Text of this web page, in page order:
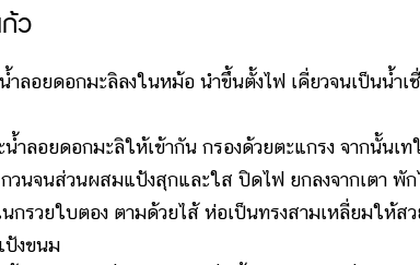
ว
อยดอกมะลิลงในหม้อ นำขึ้นตั้งไฟ เคี่ยวจนเป็นน้ำเ
ลอยดอกมะลิให้เข้ากัน กรองด้วยตะแกรง จากนั้นเท
วนจนส่วนผสมแป้งสุกและใส ปิดไฟ ยกลงจากเตา พั
วยใบตอง ตามด้วยไส้ ห่อเป็นทรงสามเหลี่ยมให้สว
ป้งขนม